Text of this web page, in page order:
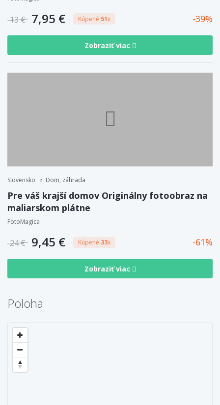
13 € 7,95 € Kúpené 51x 39
Zobraziť viac
Slovensko Dom, záhrada
Pre váš krajší domov Originálny fotoobraz na
maliarskom plátne
FotoMagica
24 € 9,45 € Kúpené 33x 61
Zobraziť viac
Poloha